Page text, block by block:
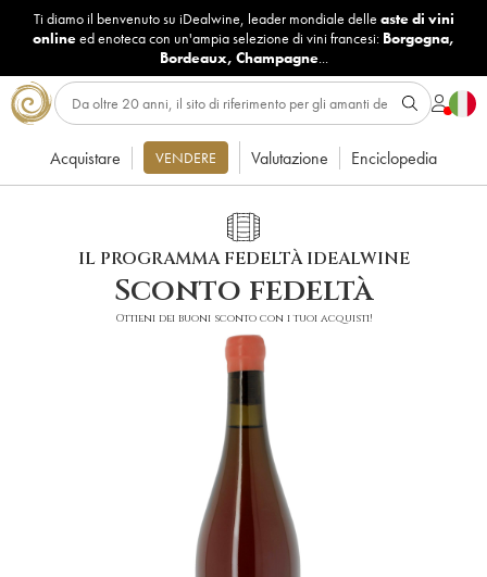
Ti diamo il benvenuto su iDealwine, leader mondiale delle aste di vini
onlineed enoteca con un'ampia selezione di vini francesi: Borgogna,
Bordeaux, Champagne...
Acquistare VENDERE Valutazione Enciclopedia
IL PROGRAMMA FEDELTÀ IDEALWINE
Sconto fedeltà
Ottieni dei buoni sconto con i tuoi acquisti!